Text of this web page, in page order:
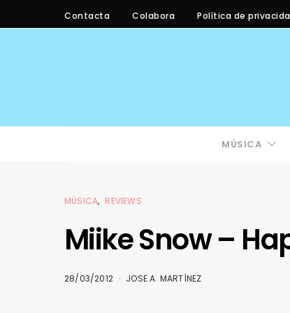
Contacta Colabora Política de
MÚSICA
MÚSICA REVIEWS
Miike Snow –
28/03/2012 JOSE A. MARTÍNEZ